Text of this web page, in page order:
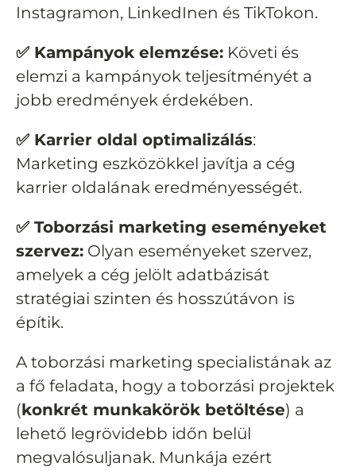
Instagramon, LinkedInen és TikTokon.
✅ Kampányok elemzése: Követi és
elemzi a kampányok teljesítményét a
jobb eredmények érdekében.
✅ Karrier oldal optimalizálás:
Marketing eszközökkel javítja a cég
karrier oldalának eredményességét.
✅ Toborzási marketing eseményeket
szervez: Olyan eseményeket szervez,
amelyek a cég jelölt adatbázisát
stratégiai szinten és hosszútávon is
építik.
A toborzási marketing specialistának az
a fő feladata, hogy a toborzási projektek
(konkrét munkakörök betöltése) a
lehető legrövidebb időn belül
megvalósuljanak. Munkája ezért